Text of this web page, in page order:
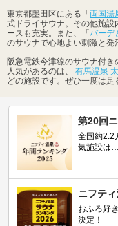
東京都墨田区にある「両国湯
式ドライサウナ。その他施
ースも充実。また、「バーデ
のサウナで心地よい刺激と発
阪急電鉄今津線のサウナ付
人気があるのは、 有馬温泉
どの施設です。ぜひ一度は足
第20回
全国約2.2
気施設は…
ニフテ
おふろ好
決定！